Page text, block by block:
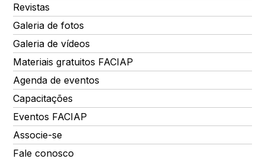
Revistas
Galeria de fotos
Galeria de vídeos
Materiais gratuitos FACIAP
Agenda de eventos
Capacitações
Eventos FACIAP
Associe-se
Fale conosco